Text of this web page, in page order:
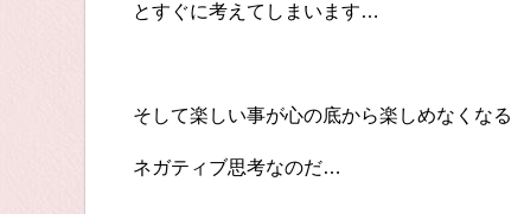
とすぐに考えてしまいます…
そして楽しい事が心の底から楽しめなくなる
ネガティブ思考なのだ…